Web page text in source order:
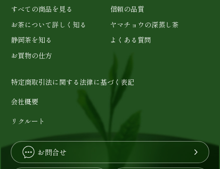
すべての商品を見る
信頼の品質
お茶について詳しく知る
ヤマチョウの深蒸し茶
静岡茶を知る
よくある質問
お買物の仕方
特定商取引法に関する法律に基づく表記
会社概要
リクルート
お問合せ